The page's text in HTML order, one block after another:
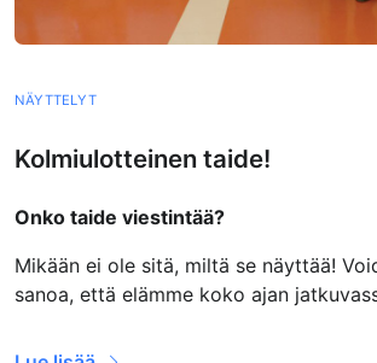
NÄYTTELYT
Kolmiulotteinen taide!
Onko taide viestintää?
Mikään ei ole sitä, miltä se näyttää!
sanoa, että elämme koko ajan